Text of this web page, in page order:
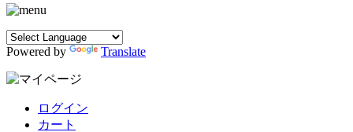
Powered by Translate
ログイン
カート